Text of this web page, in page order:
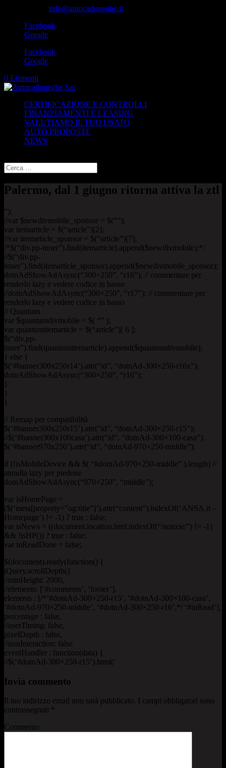
info@autocadoneghe.it
Facebook
Google
Facebook
Google
0 Elementi
CERTIFICAZIONE E CONTROLLI
FINANZIAMENTI E LEASING
VALUTIAMO IL TUO USATO
AUTO PROPOSTE
NEWS
Palermo, dal 1 giugno ritorna attiva la ztl
“);
//var $newdivmobile_sponsor = $(“”);
var itemarticle = $(“article”)[2];
//var itemarticle_sponsor = $(“article”)[7];
/*$(“div.pp-inner”).find(itemarticle).append($newdivmobile);*/
//$(“div.pp-
inner”).find(itemarticle_sponsor).append($newdivmobile_sponsor);
dotnAdShowAdAsync(“300×250”, “r16”); // commentare per
renderlo lazy e vedere codice in basso
//dotnAdShowAdAsync(“300×250”, “r17”); // commentare per
renderlo lazy e vedere codice in basso
// Quantum
var $quantumdivmobile = $( “” );
var quantumitemarticle = $(“article”)[ 6 ];
$(“div.pp-
inner”).find(quantumitemarticle).append($quantumdivmobile);
} else {
$(‘#banner300x250r14’).attr(“id”, “dotnAd-300×250-r16x”);
dotnAdShowAdAsync(“300×250”, “r16”);
}
}
}
// Remap per compatibilità
$(‘#banner300x250r15’).attr(“id”, “dotnAd-300×250-r15”);
//$(‘#banner300x100casa’).attr(“id”, “dotnAd-300×100-casa”);
$(‘#banner970x250’).attr(“id”, “dotnAd-970×250-middle”);
if (!isMobileDevice && $( “#dotnAd-970×250-middle” ).length) //
annulla lazy per piedone
dotnAdShowAdAsync(“970×250”, “middle”);
var isHomePage =
($(‘meta[property=”og:title”]’).attr(“content”).indexOf(‘ANSA.it –
Homepage’) != -1) ? true : false;
var isNews = ((document.location.href.indexOf(“/notizie/”) != -1)
&& !isHP()) ? true : false;
var inReadDone = false;
$(document).ready(function() {
jQuery.scrollDepth({
//minHeight: 2000,
//elements: [‘#comments’, ‘footer’],
elements : [/*’#dotnAd-300×250-r15′, ‘#dotnAd-300×100-casa’,
‘#dotnAd-970×250-middle’, ‘#dotnAd-300×250-r16’,*/ ‘#inRead’],
percentage : false,
//userTiming: false,
pixelDepth : false,
//nonInteraction: false
eventHandler : function(data) {
//$(‘#dotnAd-300×250-r15’).html(‘
Invia commento
Il tuo indirizzo email non sarà pubblicato.
I campi obbligatori sono
contrassegnati
Commento